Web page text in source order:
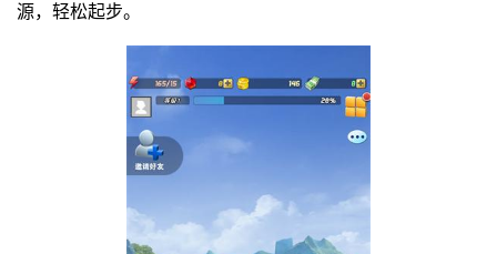
源，轻松起步。